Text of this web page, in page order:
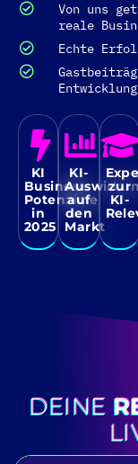
Von uns
reale
Echte
Entwicklung
KI
Business
Potenziale
in
2025
KI-
auf
den
Markt
zur
KI-
DEINE